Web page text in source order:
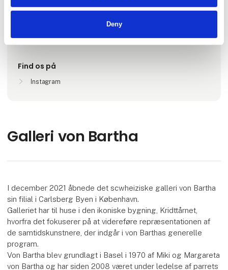
Deny
Lokationer
Basel, Schweiz
Find os på
Instagram
Galleri von Bartha
I december 2021 åbnede det scwheiziske galleri von Bartha
sin filial i Carlsberg Byen i København.
Galleriet har til huse i den ikoniske bygning, Kridttårnet,
hvorfra det fokuserer på at videreføre repræsentationen af
de samtidskunstnere, der indgår i von Barthas generelle
program.
Von Bartha blev grundlagt i Basel i 1970 af Miki og Margareta
von Bartha og har siden 2008 været under ledelse af parrets